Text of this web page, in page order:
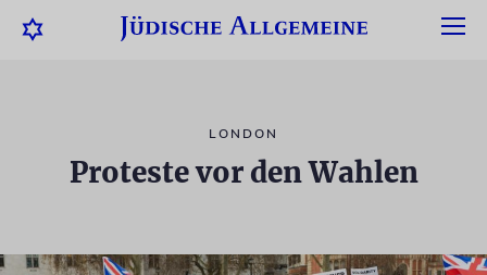
LONDON
Proteste vor den Wahlen